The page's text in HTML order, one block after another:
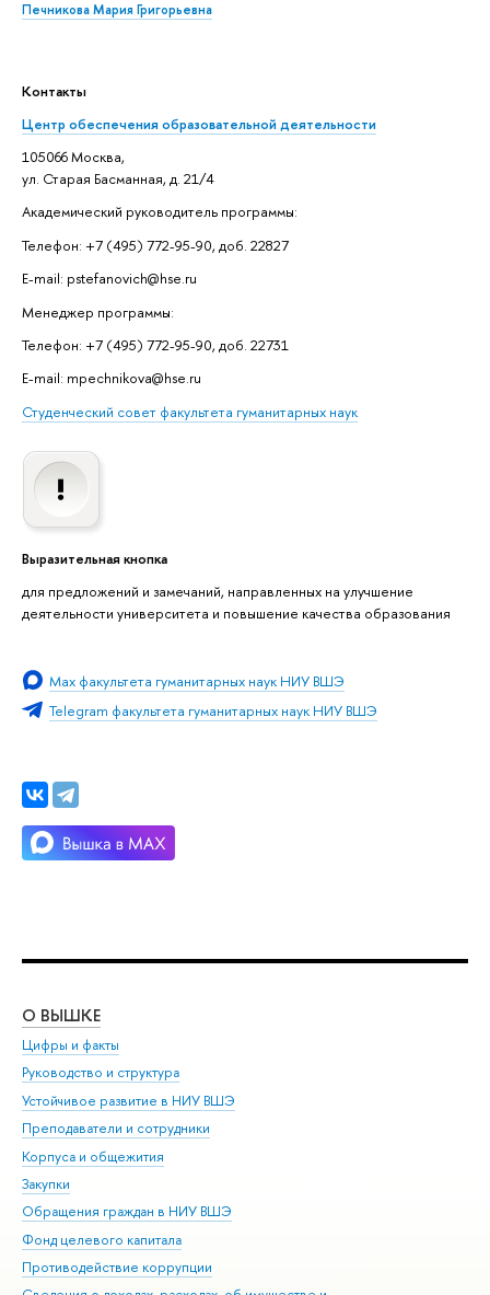
Печникова Мария Григорьевна
Контакты
Центр обеспечения образовательной деятельности
105066 Москва,
ул. Старая Басманная, д. 21/4
Академический руководитель программы:
Телефон: +7 (495) 772-95-90, доб. 22827
E-mail: pstefanovich@hse.ru
Менеджер программы:
Телефон: +7 (495) 772-95-90, доб. 22731
E-mail: mpechnikova@hse.ru
Студенческий совет факультета гуманитарных наук
Выразительная кнопка
для предложений и замечаний, направленных на улучшение
деятельности университета и повышение качества образования
Мах факультета гуманитарных наук НИУ ВШЭ
Telegram факультета гуманитарных наук НИУ ВШЭ
О ВЫШКЕ
Цифры и факты
Руководство и структура
Устойчивое развитие в НИУ ВШЭ
Преподаватели и сотрудники
Корпуса и общежития
Закупки
Обращения граждан в НИУ ВШЭ
Фонд целевого капитала
Противодействие коррупции